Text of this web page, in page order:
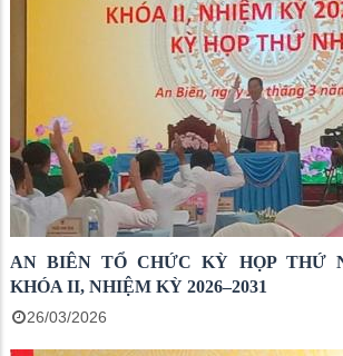
AN BIÊN TỔ CHỨC KỲ HỌP THỨ
KHÓA II, NHIỆM KỲ 2026–2031
26/03/2026